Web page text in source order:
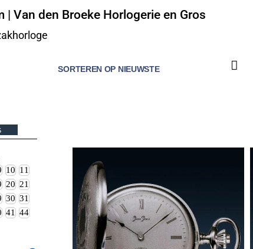
| Van den Broeke Horlogerie en Gros
10 11
20 21
30 31
41
44